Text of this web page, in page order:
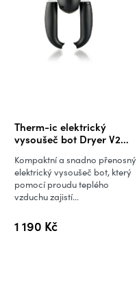
Therm-ic elektrický
vysoušeč bot Dryer V2
1 190 Kč
Kompaktní a snadno přenosný
elektrický vysoušeč bot, který
pomocí proudu teplého
vzduchu zajistí...